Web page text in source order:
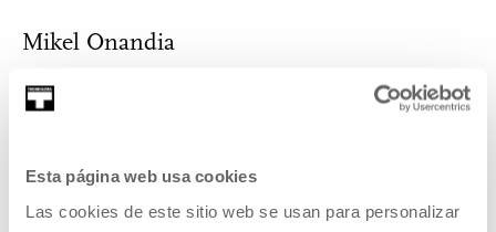
Esta página web usa cookies
Las cookies de este sitio web se usan para personalizar
Mikel Onandia
MÁS INFORMACIÓN